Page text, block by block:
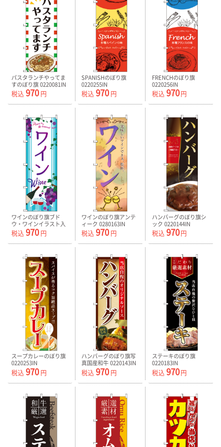
パスタランチやってま
すのぼり旗 0220081IN
税込 970 円
SPANISHのぼり旗
0220255IN
税込 970円
FRENCHのぼり旗
0220256IN
税込 970円
ワインのぼり旗ブド
ウ・ワインイラスト入
り 0280162IN
税込 970 円
ワインのぼり旗アンテ
ィーク 0280163IN
税込 970円
ハンバーグのぼり旗シ
ック 0220144IN
税込 970円
スープカレーのぼり旗
0220253IN
税込 970 円
ハンバーグのぼり旗写
真国産和牛 0220143IN
税込 970円
ステーキのぼり旗
0220183IN
税込 970円